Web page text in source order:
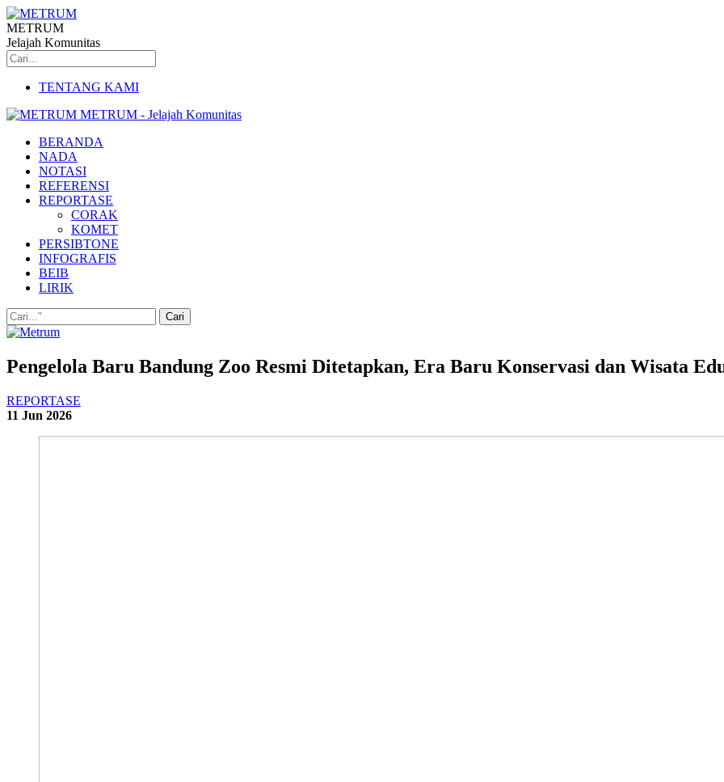
METRUM
Jelajah Komunitas
TENTANG KAMI
METRUM - Jelajah Komunitas
BERANDA
NADA
NOTASI
REFERENSI
REPORTASE
CORAK
KOMET
PERSIBTONE
INFOGRAFIS
BEIB
LIRIK
Pengelola Baru Bandung Zoo Resmi Ditetapkan, Era Baru Konservasi dan Wisata
REPORTASE
11 Jun 2026